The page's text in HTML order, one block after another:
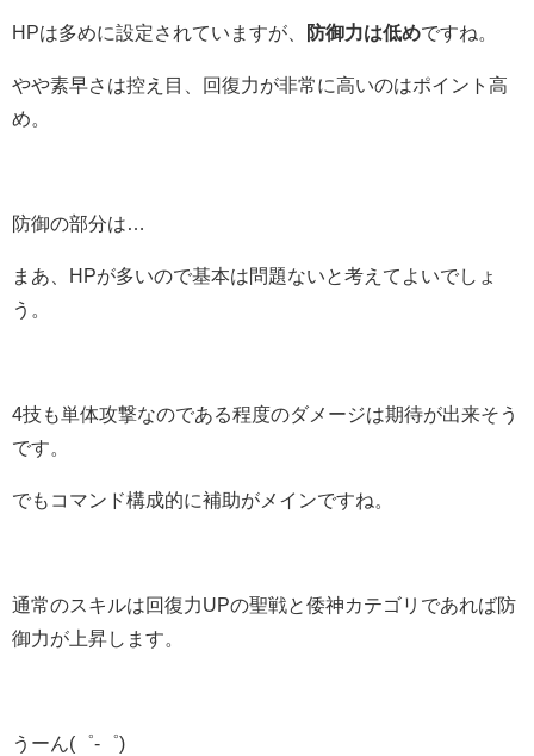
HPは多めに設定されていますが、 防御力は低めですね。
やや素早さは控え目、回復力が非常に高いのはポイント高
め。
防御の部分は…
まあ、HPが多いので基本は問題ないと考えてよいでしょ
う。
4技も単体攻撃なのである程度のダメージは期待が出来そう
です。
でもコマンド構成的に補助がメインですね。
通常のスキルは回復力UPの聖戦と倭神カテゴリであれば防
御力が上昇します。
うーん(゜-゜)